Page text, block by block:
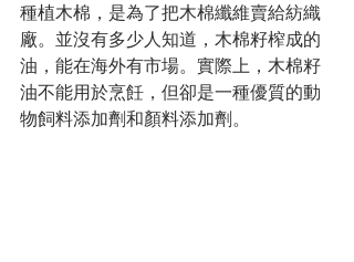
種植木棉，是為了把木棉纖維賣給紡織
廠。並沒有多少人知道，木棉籽榨成的
油，能在海外有市場。實際上，木棉籽
油不能用於烹飪，但卻是一種優質的動
物飼料添加劑和顏料添加劑。